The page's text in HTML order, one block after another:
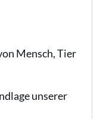
Mensch, Tier
unserer